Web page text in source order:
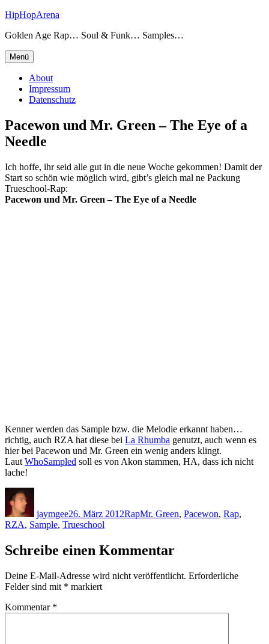
Zum
springen
HipHopArena
Golden Age Rap… Soul & Funk… Samples…
Menü
About
Impressum
Datenschutz
Pacewon und Mr. Green – The Eye of a
Needle
Ich hoffe, ihr seid alle gut in die neue Woche gekommen! Damit der
Start so schön wie möglich wird, gibt’s gleich mal ne Packung
Trueschool-Rap:
Pacewon und Mr. Green – The Eye of a Needle
Kenner werden das Sample bzw. die Melodie erkannt haben…
richtig, auch RZA hat diese bei La Rhumba genutzt, auch wenn es
hier bei Pacewon und Mr. Green ein wenig anders klingt.
Laut WhoSampled soll es von Akon stammen, HA, dass ich nicht
lache!
jaymgee26. März 2012RapMr. Green, Pacewon, Rap,
RZA, Sample, Trueschool
Schreibe einen Kommentar
Deine E-Mail-Adresse wird nicht veröffentlicht. Erforderliche
Felder sind mit * markiert
Kommentar *